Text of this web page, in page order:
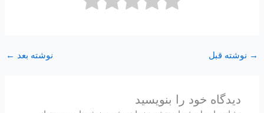
→ نوشته قبل نوشته بعد ←
دیدگاه‌ خود را بنویسید